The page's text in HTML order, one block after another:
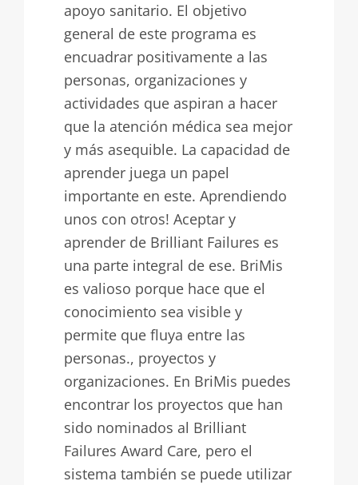
apoyo sanitario. El objetivo
general de este programa es
encuadrar positivamente a las
personas, organizaciones y
actividades que aspiran a hacer
que la atención médica sea mejor
y más asequible. La capacidad de
aprender juega un papel
importante en este. Aprendiendo
unos con otros! Aceptar y
aprender de Brilliant Failures es
una parte integral de ese. BriMis
es valioso porque hace que el
conocimiento sea visible y
permite que fluya entre las
personas., proyectos y
organizaciones. En BriMis puedes
encontrar los proyectos que han
sido nominados al Brilliant
Failures Award Care, pero el
sistema también se puede utilizar